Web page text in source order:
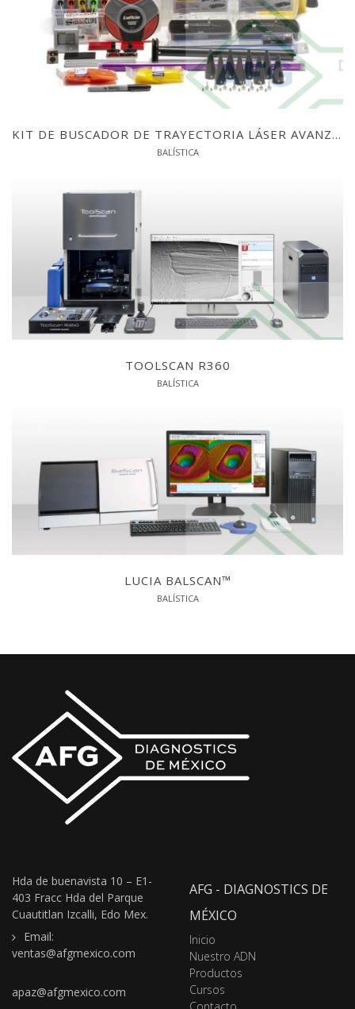
KIT DE BUSCADOR DE TRAYECTORIA LÁSER AVANZADO
BALÍSTICA
TOOLSCAN R360
BALÍSTICA
LUCIA BALSCAN™
BALÍSTICA
Hda de buenavista 10 – E1-
403 Fracc Hda del Parque
Cuautitlan Izcalli, Edo Mex.
Email:
ventas@afgmexico.com
apaz@afgmexico.com
AFG - DIAGNOSTICS DE
MÉXICO
Inicio
Nuestro ADN
Productos
Cursos